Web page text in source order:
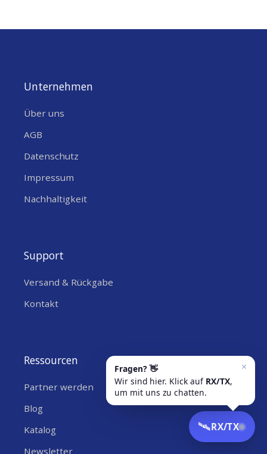
Unternehmen
Über uns
AGB
Datenschutz
Impressum
Nachhaltigkeit
Support
Versand & Rückgabe
Kontakt
Ressourcen
Partner werden
Blog
Katalog
Newsletter